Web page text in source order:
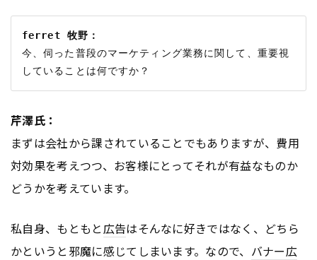
ferret 牧野：
今、伺った普段のマーケティング業務に関して、重要視
芹澤氏：
まずは会社から課されていることでもありますが、費用
対効果を考えつつ、お客様にとってそれが有益なものか
どうかを考えています。
私自身、もともと 広告はそんなに好きではなく、どちら
かというと邪魔に感じてしまいます。なので、 バナー広